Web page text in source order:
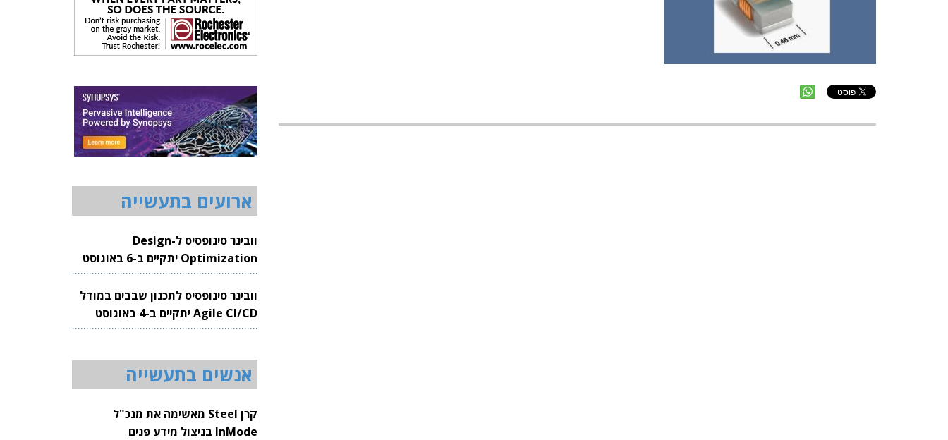
ארועים בתעשייה
וובינר סינופסיס ל-Design
Optimization יתקיים ב-6 באוגוסט
2026
וובינר סינופסיס לתכנון שבבים במודל
Agile CI/CD יתקיים ב-4 באוגוסט
2026
אנשים בתעשייה
קרן Steel מאשימה את מנכ"ל
InMode בניצול מידע פנים